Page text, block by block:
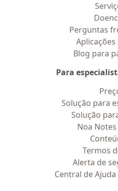
Perguntas
Aplicações
Blog para
Para
Solução para
Solução
Noa Notes
Termos
Alerta de
Central de